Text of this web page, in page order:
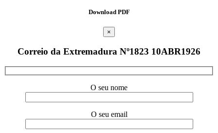
Download PDF
×
Correio da Extremadura Nº1823 10ABR1926
O seu nome
O seu email